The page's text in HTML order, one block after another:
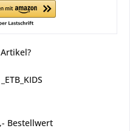
Bestellwert